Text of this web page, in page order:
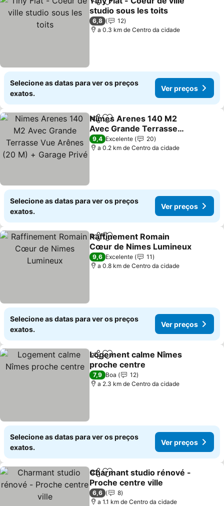
PartilharAdicionar aos favoritos
studio sous les toits
6,8
12
a 0.3 km de Centro da cidade
Selecione as datas para ver os preços
exatos.
Ver preços
PartilharAdicionar aos favoritos
Nimes Arenes 140 M2
Avec Grande Terrasse
Vue Arênes (20 M) +
Garage Privé
9,4 Excelente
20
a 0.2 km de Centro da cidade
Selecione as datas para ver os preços
exatos.
Ver preços
PartilharAdicionar aos favoritos
Raffinement Romain
Cœur de Nimes Lumineux
9,6 Excelente
11
a 0.8 km de Centro da cidade
Selecione as datas para ver os preços
exatos.
Ver preços
PartilharAdicionar aos favoritos
Logement calme Nîmes
proche centre
7,9 Boa
12
a 2.3 km de Centro da cidade
Selecione as datas para ver os preços
exatos.
Ver preços
PartilharAdicionar aos favoritos
Charmant studio rénové -
Proche centre ville
6,6
8
a 1.1 km de Centro da cidade